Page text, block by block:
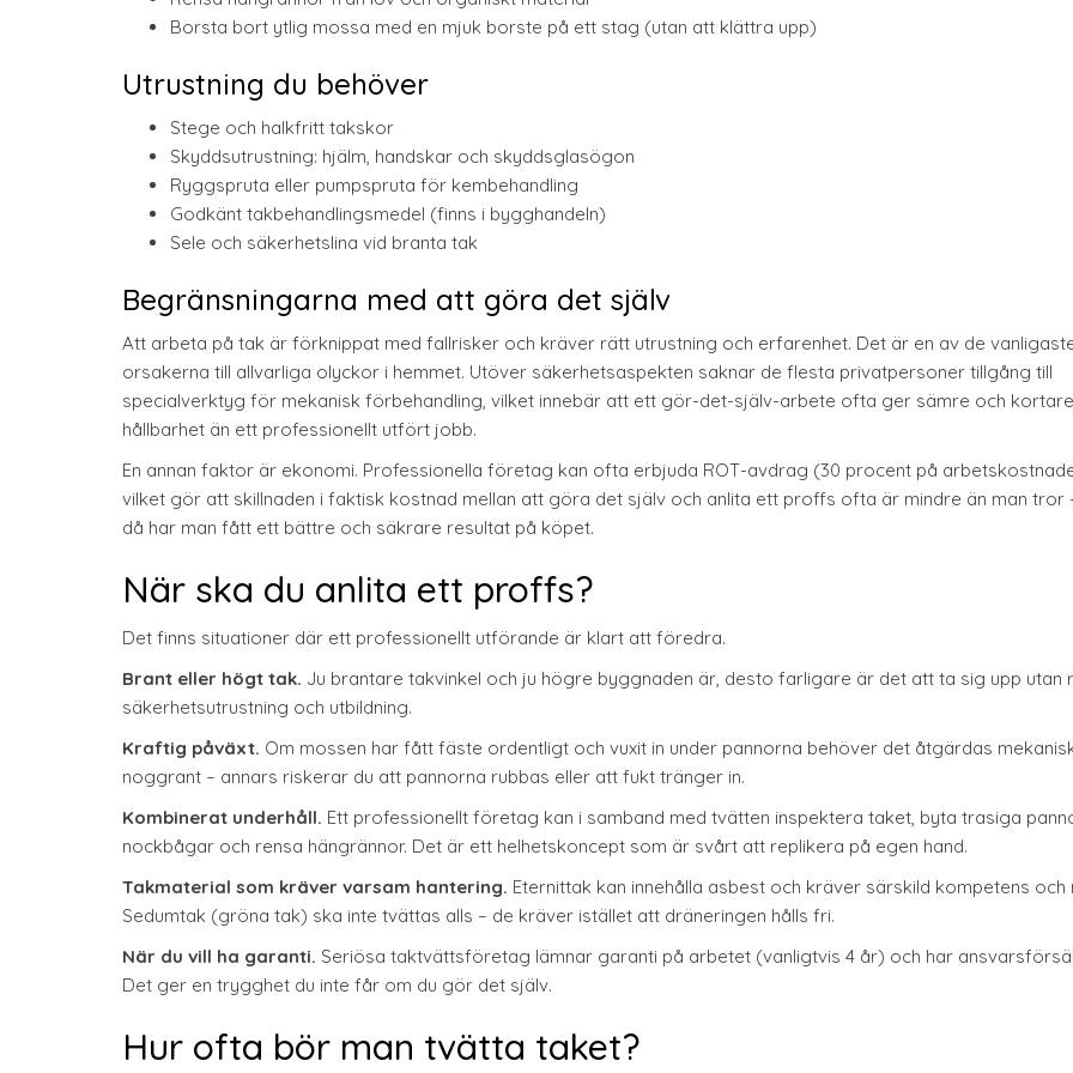
Borsta bort ytlig mossa med en mjuk borste på ett stag (utan att klättra upp)
Utrustning du behöver
Stege och halkfritt takskor
Skyddsutrustning: hjälm, handskar och skyddsglasögon
Ryggspruta eller pumpspruta för kembehandling
Godkänt takbehandlingsmedel (finns i bygghandeln)
Sele och säkerhetslina vid branta tak
Begränsningarna med att göra det själv
Att arbeta på tak är förknippat med fallrisker och kräver rätt utrustning och erfarenhet. Det är en av de
orsakerna till allvarliga olyckor i hemmet. Utöver säkerhetsaspekten saknar de flesta privatpersoner tillgång till
specialverktyg för mekanisk förbehandling, vilket innebär att ett gör-det-själv-arbete ofta ger sämre och kortare
hållbarhet än ett professionellt utfört jobb.
En annan faktor är ekonomi. Professionella företag kan ofta erbjuda ROT-avdrag (30 procent på
vilket gör att skillnaden i faktisk kostnad mellan att göra det själv och anlita ett proffs ofta är mindre än man tror
då har man fått ett bättre och säkrare resultat på köpet.
När ska du anlita ett proffs?
Det finns situationer där ett professionellt utförande är klart att föredra.
Brant eller högt tak. Ju brantare takvinkel och ju högre byggnaden är, desto farligare är det att ta sig upp utan
säkerhetsutrustning och utbildning.
Kraftig påväxt. Om mossen har fått fäste ordentligt och vuxit in under pannorna behöver det åtgärdas
noggrant – annars riskerar du att pannorna rubbas eller att fukt tränger in.
Kombinerat underhåll. Ett professionellt företag kan i samband med tvätten inspektera taket, byta trasiga
nockbågar och rensa hängrännor. Det är ett helhetskoncept som är svårt att replikera på egen hand.
Takmaterial som kräver varsam hantering. Eternittak kan innehålla asbest och kräver särskild kompetens och
Sedumtak (gröna tak) ska inte tvättas alls – de kräver istället att dräneringen hålls fri.
När du vill ha garanti. Seriösa taktvättsföretag lämnar garanti på arbetet (vanligtvis 4 år) och har
Det ger en trygghet du inte får om du gör det själv.
Hur ofta bör man tvätta taket?